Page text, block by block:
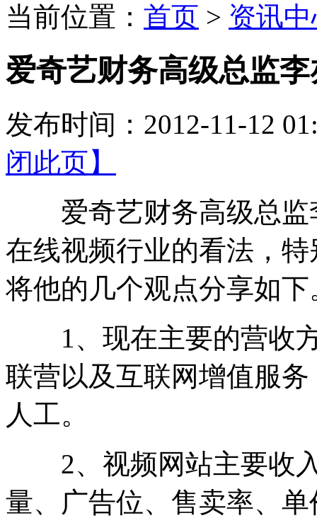
当前位置： 首页 > 资讯
爱奇艺财务高级总监
发布时间：2012-11-12
闭此页】
爱奇艺财务高级总监
在线视频行业的看法，
将他的几个观点分享如下
1、现在主要的营收方
联营以及互联网增值服
人工。
2、视频网站主要收
量、广告位、售卖率、